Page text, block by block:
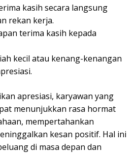
kasih secara langsung
rekan kerja.
terima kasih kepada
kecil atau kenang-kenangan
apresiasi, karyawan yang
menunjukkan rasa hormat
mempertahankan
kesan positif. Hal ini
di masa depan dan